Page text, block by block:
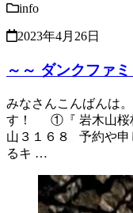
info
2023年4月26日
～～ ダンクファ
みなさんこんばんは
す！ ①『 岩木山桜
山３１６８ 予約や申
るキ …